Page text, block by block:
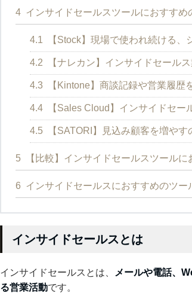
4 インサイドセールスツールにおすすめ
4.1 【Stock】現場で使われ続ける
4.2 【ナレカン】インサイドセール
4.3 【Kintone】商談記録や営業履歴
4.4 【Sales Cloud】インサイドセ
4.5 【SATORI】見込み顧客を増や
5 【比較】インサイドセールスツール
6 インサイドセールスにおすすめのツ
インサイドセールスとは
インサイドセールスとは、
メールや電話、
る営業活動です。